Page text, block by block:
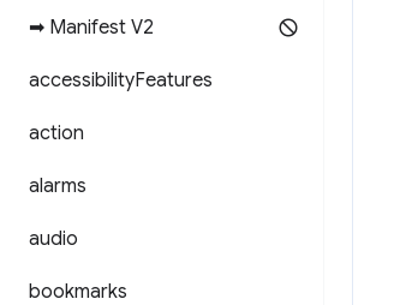
➡ Manifest V2
accessibilityFeatures
action
alarms
audio
bookmarks